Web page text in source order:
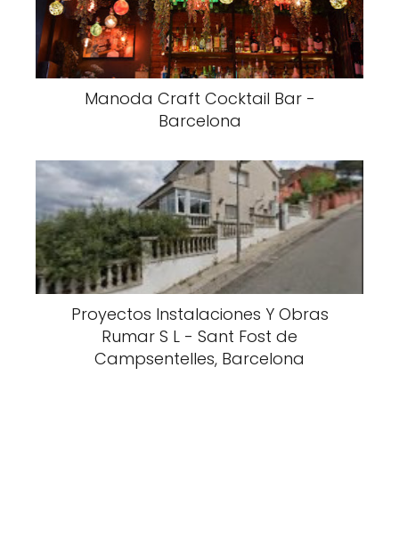
Manoda Craft Cocktail Bar -
Barcelona
Proyectos Instalaciones Y Obras
Rumar S L - Sant Fost de
Campsentelles, Barcelona